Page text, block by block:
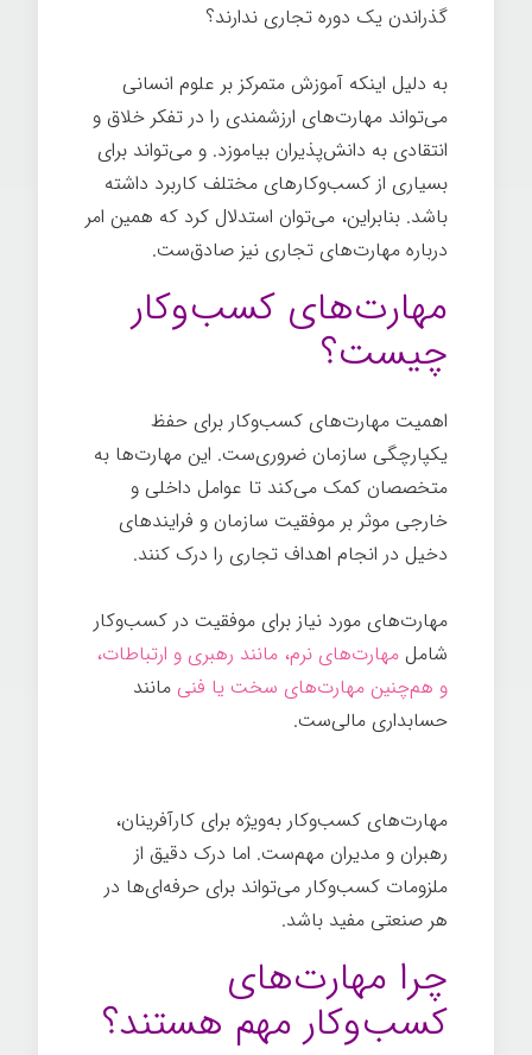
گذراندن یک دوره تجاری ندارند؟
به دلیل اینکه آموزش متمرکز بر علوم انسانی
می‌تواند مهارت‌های ارزشمندی را در تفکر خلاق و
انتقادی به دانش‌پذیران بیاموزد. و می‌تواند برای
بسیاری از کسب‌وکارهای مختلف کاربرد داشته
باشد. بنابراین، می‌توان استدلال کرد که همین امر
درباره مهارت‌های تجاری نیز صادق‌ست.
مهارت‌های کسب‌وکار
چیست؟
اهمیت مهارت‌های کسب‌وکار برای حفظ
یکپارچگی سازمان ضروری‌ست. این مهارت‌ها به
متخصصان کمک می‌کند تا عوامل داخلی و
خارجی موثر بر موفقیت سازمان و فرایندهای
دخیل در انجام اهداف تجاری را درک کنند.
مهارت‌های مورد نیاز برای موفقیت در کسب‌وکار
شامل مهارت‌های نرم، مانند رهبری و ارتباطات،
و هم‌چنین مهارت‌های سخت یا فنی مانند
حسابداری مالی‌ست.
مهارت‌های کسب‌و‌کار به‌ویژه برای کارآفرینان،
رهبران و مدیران مهم‌ست. اما درک دقیق از
ملزومات کسب‌وکار می‌تواند برای حرفه‌ای‌ها در
هر صنعتی مفید باشد.
چرا مهارت‌های
کسب‌وکار مهم هستند؟